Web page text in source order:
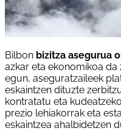
Bilbon bizitza asegurua
azkar eta ekonomikoa da
egun, aseguratzaileek
eskaintzen dituzte
kontratatu eta
prezio lehiakorrak eta
eskaintzea ahalbidetzen